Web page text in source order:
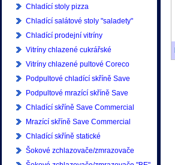
Chladící stoly pizza
Chladící salátové stoly "saladety"
Chladící prodejní vitríny
Vitríny chlazené cukrářské
Vitríny chlazené pultové Coreco
Podpultové chladící skříně Save
Commercial
Podpultové mrazící skříně Save
Commercial
Chladící skříně Save Commercial
400/500/600 litrů
Mrazící skříně Save Commercial
400/500/600 litrů
Chladící skříně statické
Šokové zchlazovače/zmrazovače